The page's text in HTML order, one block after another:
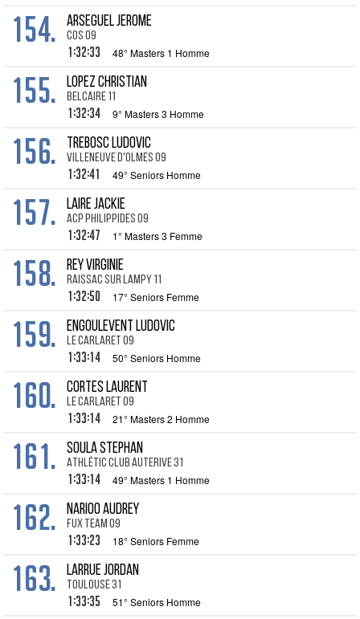
154. ARSEGUEL Jerome
Cos 09
1:32:33 48° Masters 1 Homme
155. LOPEZ Christian
Belcaire 11
1:32:34 9° Masters 3 Homme
156. TREBOSC Ludovic
Villeneuve d'Olmes 09
1:32:41 49° Seniors Homme
157. LAIRE Jackie
ACP Philippides 09
1:32:47 1° Masters 3 Femme
158. REY Virginie
Raissac sur Lampy 11
1:32:50 17° Seniors Femme
159. ENGOULEVENT Ludovic
Le Carlaret 09
1:33:14 50° Seniors Homme
160. CORTES Laurent
Le Carlaret 09
1:33:14 21° Masters 2 Homme
161. SOULA Stephan
Athlétic Club Auterive 31
1:33:14 49° Masters 1 Homme
162. NARIOO Audrey
Fux Team 09
1:33:23 18° Seniors Femme
163. LARRUE Jordan
Toulouse 31
1:33:35 51° Seniors Homme